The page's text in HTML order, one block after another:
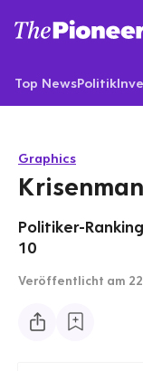
Top NewsPolitik
Graphics
Politiker-
10
Veröffentlicht am